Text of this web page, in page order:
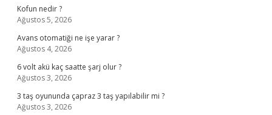
Kofun nedir ?
Ağustos 5, 2026
Avans otomatiği ne işe yarar ?
Ağustos 4, 2026
6 volt akü kaç saatte şarj olur ?
Ağustos 3, 2026
3 taş oyununda çapraz 3 taş yapılabilir mi ?
Ağustos 3, 2026